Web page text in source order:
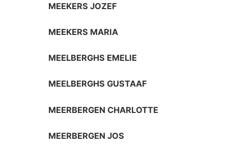
MEEKERS JOZEF
MEEKERS MARIA
MEELBERGHS EMELIE
MEELBERGHS GUSTAAF
MEERBERGEN CHARLOTTE
MEERBERGEN JOS